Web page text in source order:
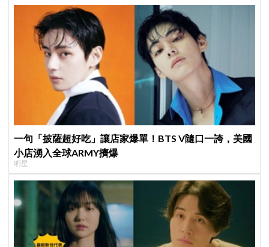
一句「披薩超好吃」讓店家爆單！BTS V隨口一誇，美國
小店湧入全球ARMY擠爆
明星